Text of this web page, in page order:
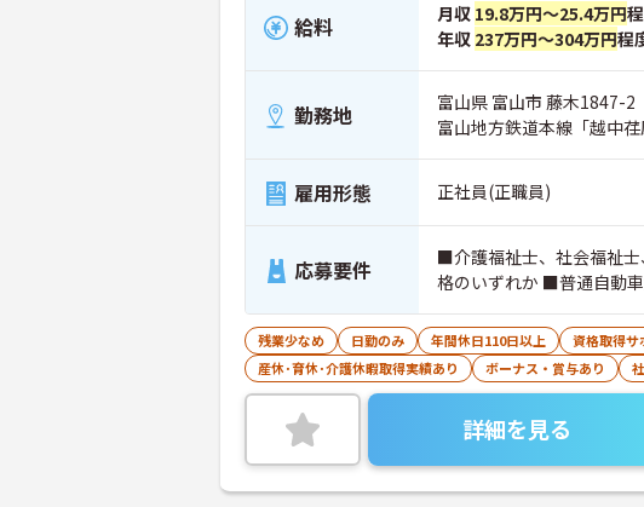
給料 月収 19.8万円～25.4万円
年収 237万円～304万円程
勤務地
富山県 富山市 藤木1847-2
富山地方鉄道本線「越中
雇用形態 正社員(正職員)
応募要件
■介護福祉士、社会福祉
格のいずれか ■普通自動
残業少なめ 日勤のみ 年間休日110日以上 資格取得サ
産休･育休･介護休暇取得実績あり
ボーナス・賞与あり
詳細を見る